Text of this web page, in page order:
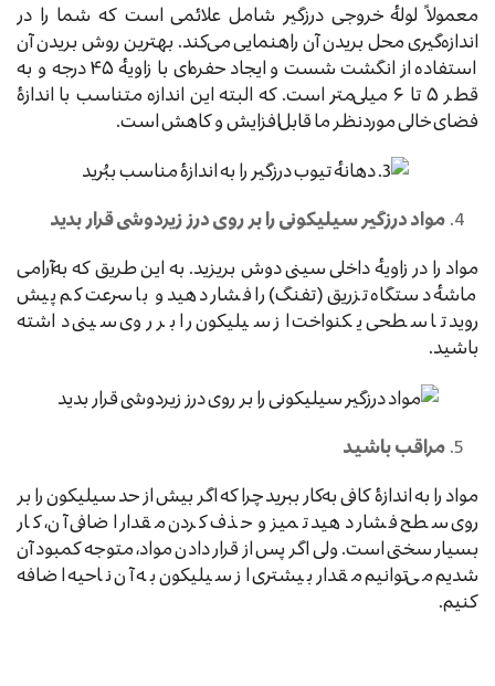
معمولاً لولهٔ خروجی درزگیر شامل علائمی است که شما را در
اندازه‌گیری محل بریدن آن راهنمایی می‌کند. بهترین روش بریدن آن
استفاده از انگشت شست و ایجاد حفره‌ای با زاویهٔ ۴۵ درجه و به
قطر ۵ تا ۶ میلی‌متر است. که البته این اندازه متناسب با اندازهٔ
فضای خالی موردنظر ما قابل‌افزایش و کاهش است.
مواد درزگیر سیلیکونی را بر روی درز زیردوشی قرار بدید
مواد را در زاویهٔ داخلی سینی دوش بریزید. به این طریق که به‌آرامی
ماشهٔ دستگاه تزریق (تفنگ) را فشار دهید و با سرعت کم پیش
روید تا سطحی یکنواخت از سیلیکون را بر روی سینی داشته
باشید.
مراقب باشید
مواد را به اندازهٔ کافی به‌کار ببرید چرا که اگر بیش از حد سیلیکون را بر
روی سطح فشار دهید تمیز و حذف کردن مقدار اضافی آن، کار
بسیار سختی است. ولی اگر پس از قرار دادن مواد، متوجه کمبود آن
شدیم می‌توانیم مقدار بیشتری از سیلیکون به آن ناحیه اضافه
کنیم.